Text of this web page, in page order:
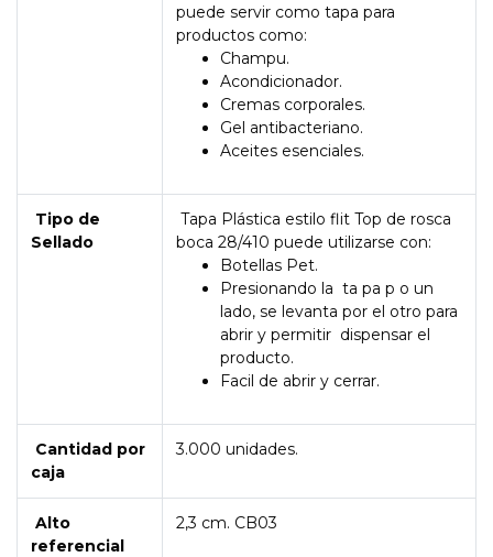
puede servir como tapa para
productos como:
Champu.
Acondicionador.
Cremas corporales.
Gel antibacteriano.
Aceites esenciales.
Tipo de
Sellado
Tapa Plástica estilo flit Top de rosca
boca 28/410 puede utilizarse con:
Botellas Pet.
Presionando la ta pa p o un
lado, se levanta por el otro para
abrir y permitir dispensar el
producto.
Facil de abrir y cerrar.
Cantidad por
caja
3.000 unidades.
Alto
referencial
2,3 cm. CB03